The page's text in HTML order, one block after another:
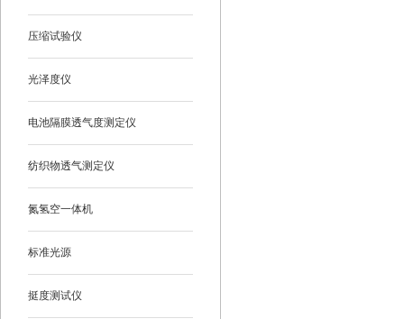
压缩试验仪
光泽度仪
电池隔膜透气度测定仪
纺织物透气测定仪
氮氢空一体机
标准光源
挺度测试仪